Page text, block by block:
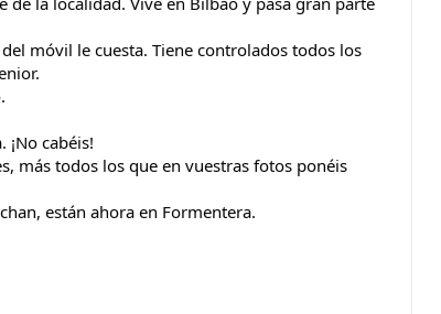
móvil le cuesta. Tiene controlados todos los
cabéis!
más todos los que en vuestras fotos ponéis
están ahora en Formentera.